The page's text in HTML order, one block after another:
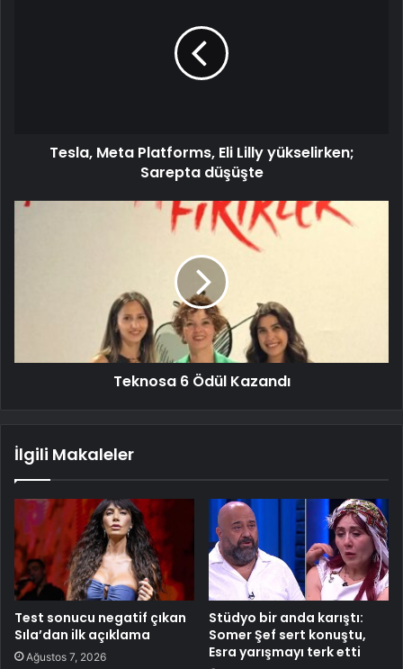
Tesla, Meta Platforms, Eli Lilly yükselirken;
Sarepta düşüşte
Teknosa 6 Ödül Kazandı
İlgili Makaleler
Test sonucu negatif çıkan
Sıla’dan ilk açıklama
Ağustos 7, 2026
Stüdyo bir anda karıştı:
Somer Şef sert konuştu,
Esra yarışmayı terk etti